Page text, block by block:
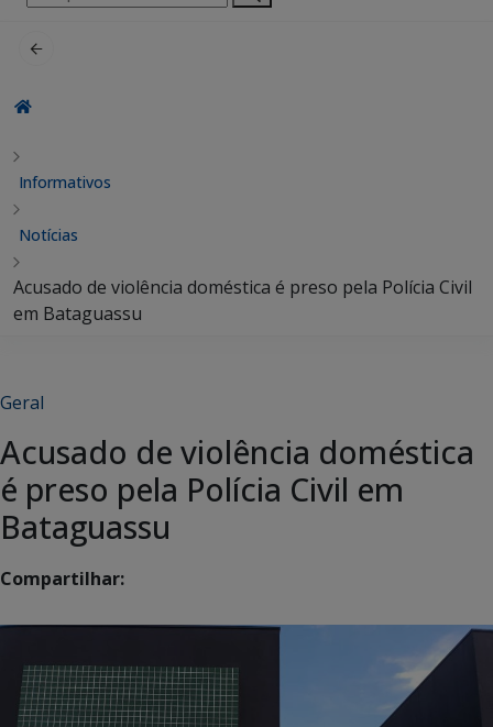
por:
Informativos
Notícias
Acusado de violência doméstica é preso pela Polícia Civil
em Bataguassu
Geral
Acusado de violência doméstica
é preso pela Polícia Civil em
Bataguassu
Compartilhar: